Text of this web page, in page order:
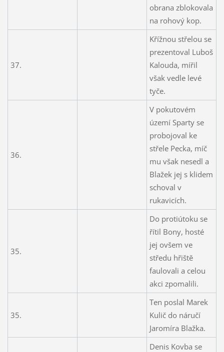
obrana zblokovala
na rohový kop.
37.
Křížnou střelou se
prezentoval Luboš
Kalouda, mířil
však vedle levé
tyče.
36.
V pokutovém
území Sparty se
probojoval ke
střele Pecka, míč
mu však nesedl a
Blažek jej s klidem
schoval v
rukavicích.
35.
Do protiútoku se
řítil Bony, hosté
jej ovšem ve
středu hřiště
faulovali a celou
akci zpomalili.
35.
Ten poslal Marek
Kulič do náručí
Jaromíra Blažka.
Denis Kovba se